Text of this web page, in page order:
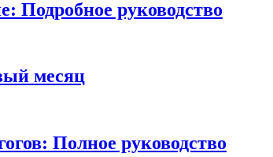
Подробное руководство
месяц
Полное руководство